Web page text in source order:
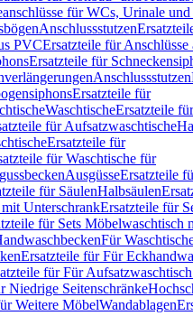
für WCs, Urinale
Anschlussstutzen
PVCErsatzteile für Anschlüsse
Ersatzteile für
Anschlussstutzen
Ersatzteile für
WaschtischeErsatzteile für
für Aufsatzwaschtische
Ersatzteile für
für Waschtische für
AusgüsseErsatzteile
für SäulenHalbsäulen
UnterschrankErsatzteile für
für Sets Möbelwaschtisch
Für
Ersatzteile für Für
für Für
Niedrige Seitenschränke
Weitere MöbelWandablagen